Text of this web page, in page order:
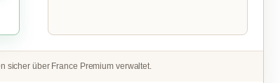
sicher über France Premium verwaltet.